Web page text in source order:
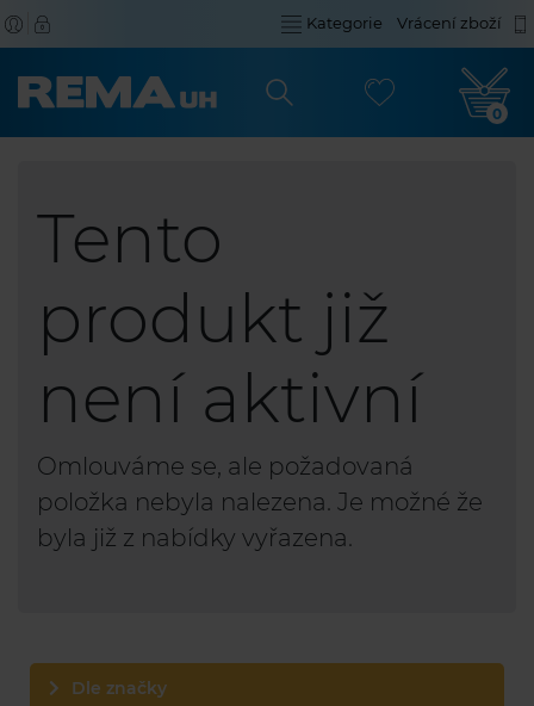
Kategorie Vrácení zboží
0
Tento
produkt již
není aktivní
Omlouváme se, ale požadovaná
položka nebyla nalezena. Je možné že
byla již z nabídky vyřazena.
Dle značky